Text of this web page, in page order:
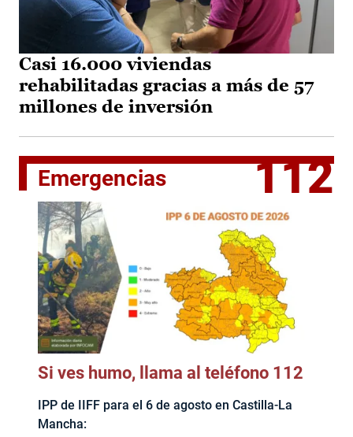
Casi 16.000 viviendas
rehabilitadas gracias a más de 57
millones de inversión
Emergencias 112
Si ves humo, llama al teléfono 112
IPP de IIFF para el 6 de agosto en Castilla-La
Mancha: